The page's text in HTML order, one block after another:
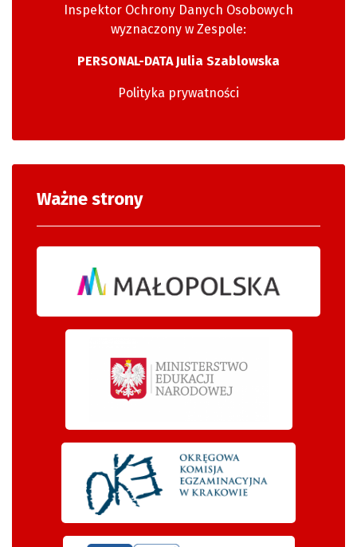
Inspektor Ochrony Danych Osobowych
wyznaczony w Zespole:
PERSONAL-DATA Julia Szablowska
Polityka prywatności
Ważne strony